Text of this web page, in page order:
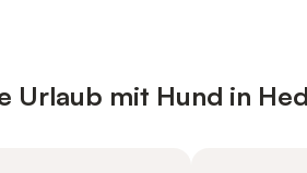
Urlaub mit Hund in